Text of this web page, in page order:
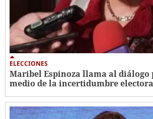
ELECCIONES
Maribel Espinoza llama al diálogo
medio de la incertidumbre